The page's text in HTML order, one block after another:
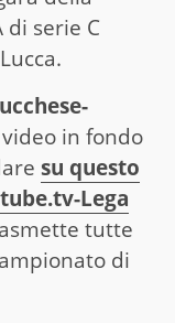
serie C
in fondo
su questo
Lega
tutte
di